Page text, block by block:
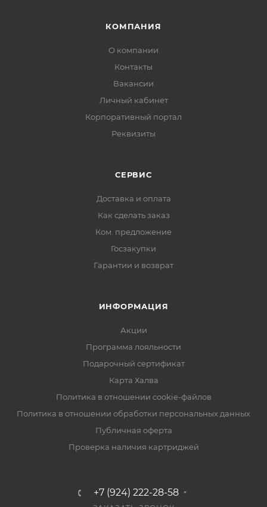
КОМПАНИЯ
О компании
Контакты
Вакансии
Личный кабинет
Корпоративный портал
Реквизиты
СЕРВИС
Доставка и оплата
Как сделать заказ
Ком. предложение
Госзакупки
Гарантии и возврат
ИНФОРМАЦИЯ
Акции
Программа лояльности
Подарочный сертификат
Карта Халва
Политика в отношении cookie-файлов
Политика в отношении обработки персональных данных
Публичная оферта
Проверка наличия картриджей
+7 (924) 222-28-58